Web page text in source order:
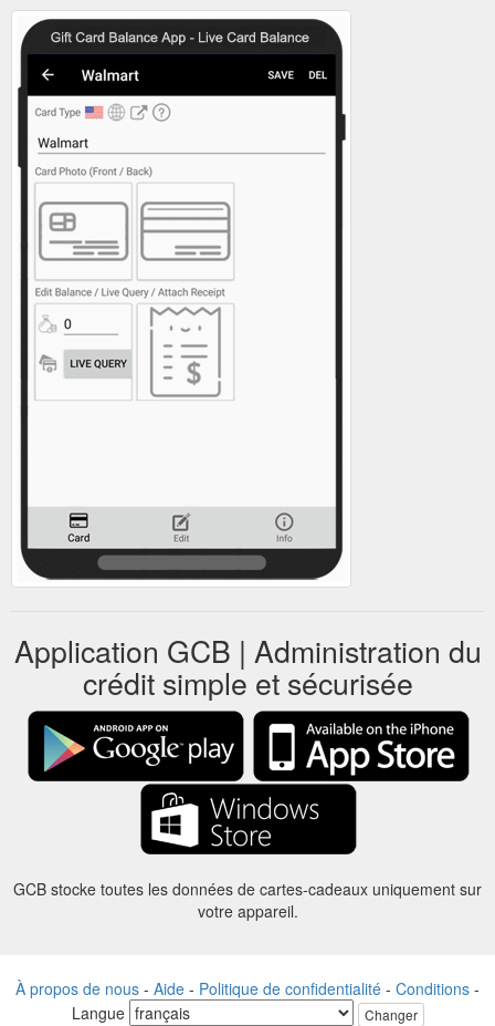
Application GCB | Administration du
crédit simple et sécurisée
GCB stocke toutes les données de cartes-cadeaux uniquement sur
votre appareil.
À propos de nous - Aide - Politique de confidentialité - Conditions -
Langue
Changer